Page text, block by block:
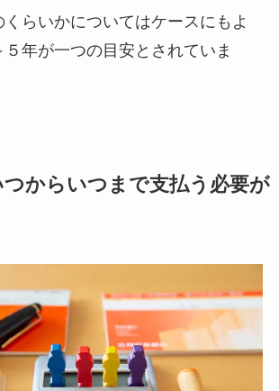
くらいかについてはケースにもよ
５年が一つの目安とされていま
からいつまで支払う必要が